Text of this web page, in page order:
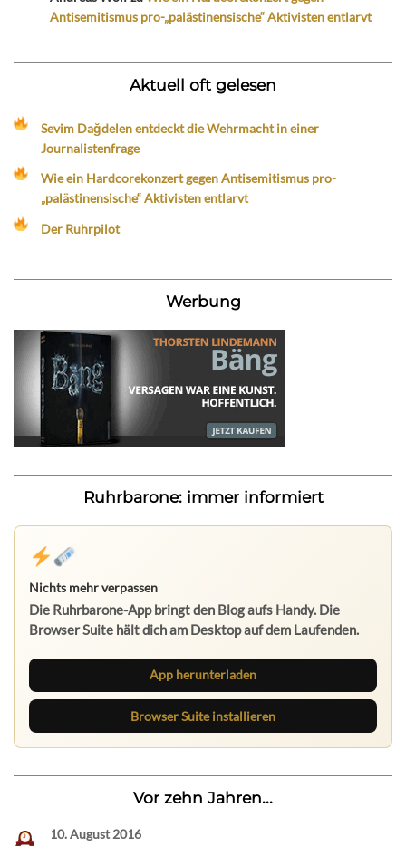
Antisemitismus pro-„palästinensische“ Aktivisten entlarvt
Aktuell oft gelesen
Sevim Dağdelen entdeckt die Wehrmacht in einer
Journalistenfrage
Wie ein Hardcorekonzert gegen Antisemitismus pro-
„palästinensische“ Aktivisten entlarvt
Der Ruhrpilot
Werbung
Ruhrbarone: immer informiert
Nichts mehr verpassen
Die Ruhrbarone-App bringt den Blog aufs Handy. Die
Browser Suite hält dich am Desktop auf dem Laufenden.
App herunterladen
Browser Suite installieren
Vor zehn Jahren...
10. August 2016